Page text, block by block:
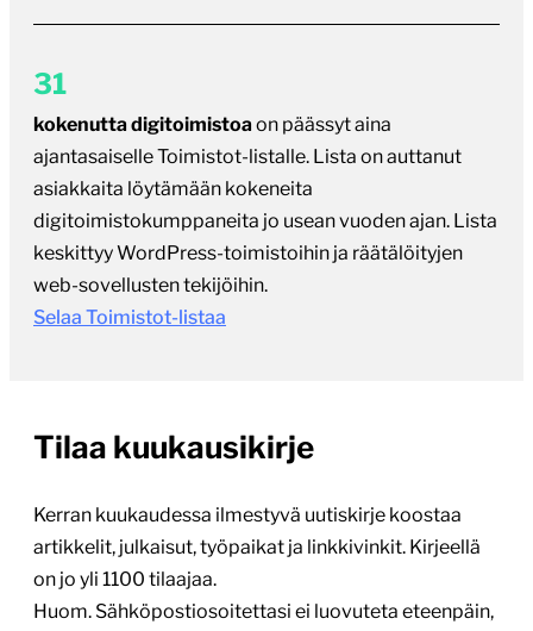
31
kokenutta digitoimistoaon päässyt aina
ajantasaiselle Toimistot-listalle. Lista on auttanut
asiakkaita löytämään kokeneita
digitoimistokumppaneita jo usean vuoden ajan. Lista
keskittyy WordPress-toimistoihin ja räätälöityjen
web-sovellusten tekijöihin.
Selaa Toimistot-listaa
Tilaa kuukausikirje
Kerran kuukaudessa ilmestyvä uutiskirje koostaa
artikkelit, julkaisut, työpaikat ja linkkivinkit. Kirjeellä
on jo yli 1100 tilaajaa.
Huom. Sähköpostiosoitettasi ei luovuteta eteenpäin,